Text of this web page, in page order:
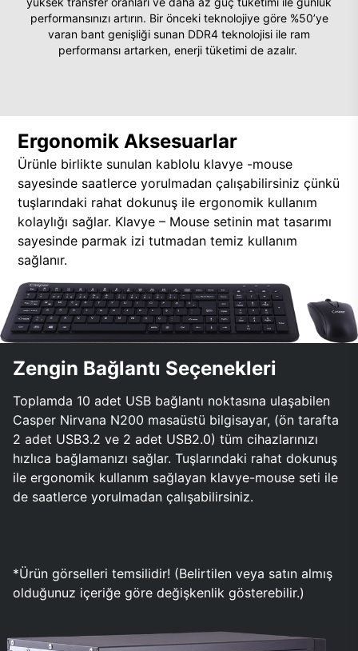
performansınızı artırın. Bir önceki teknolojiye göre %50’ye
varan bant genişliği sunan DDR4 teknolojisi ile ram
performansı artarken, enerji tüketimi de azalır.
Ergonomik Aksesuarlar
Ürünle birlikte sunulan kablolu klavye -mouse
sayesinde saatlerce yorulmadan çalışabilirsiniz çünkü
tuşlarındaki rahat dokunuş ile ergonomik kullanım
kolaylığı sağlar. Klavye – Mouse setinin mat tasarımı
sayesinde parmak izi tutmadan temiz kullanım
sağlanır.
Zengin Bağlantı Seçenekleri
Toplamda 10 adet USB bağlantı noktasına ulaşabilen
Casper Nirvana N200 masaüstü bilgisayar, (ön tarafta
2 adet USB3.2 ve 2 adet USB2.0) tüm cihazlarınızı
hızlıca bağlamanızı sağlar. Tuşlarındaki rahat dokunuş
ile ergonomik kullanım sağlayan klavye-mouse seti ile
de saatlerce yorulmadan çalışabilirsiniz.
*Ürün görselleri temsilidir! (Belirtilen veya satın almış
olduğunuz içeriğe göre değişkenlik gösterebilir.)